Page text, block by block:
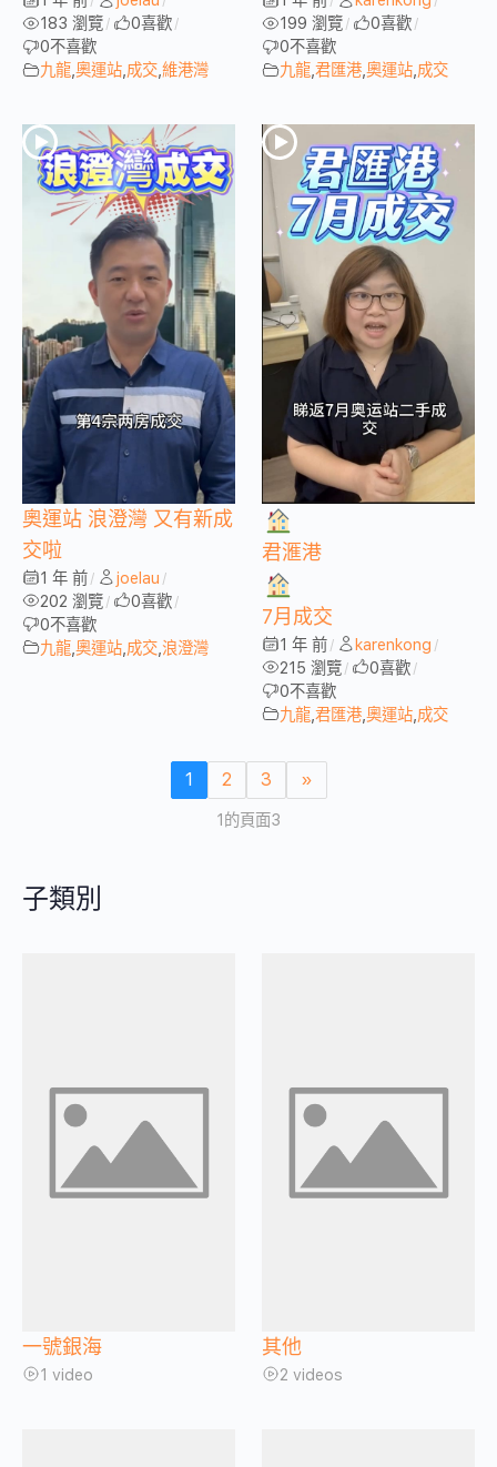
183 瀏覽 / 0喜歡 /
0不喜歡
九龍 奧運站 成交 維港灣
199 瀏覽 / 0喜歡 /
0不喜歡
九龍 君匯港 奧運站 成交
奧運站 浪澄灣 又有新成
交啦
1 年 前 / joelau /
202 瀏覽 / 0喜歡 /
0不喜歡
九龍 奧運站 成交 浪澄灣
君滙港
7月成交
1 年 前 / karenkong /
215 瀏覽 / 0喜歡 /
0不喜歡
九龍 君匯港 奧運站 成交
1 2 3 »
1的頁面3
子類別
一號銀海
1 video
其他
2 videos